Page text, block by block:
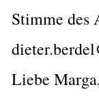
Stimme des
Liebe